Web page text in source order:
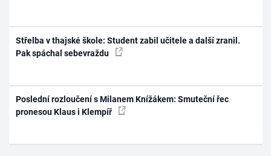
Střelba v thajské škole: Student zabil učitele a další zranil.
Pak spáchal sebevraždu
Poslední rozloučení s Milanem Knížákem: Smuteční řec
pronesou Klaus i Klempíř